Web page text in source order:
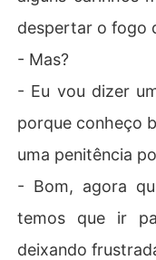
despertar o fogo
- Mas?
- Eu vou dizer
porque conheço
uma penitência
- Bom, agora
temos que ir
deixando